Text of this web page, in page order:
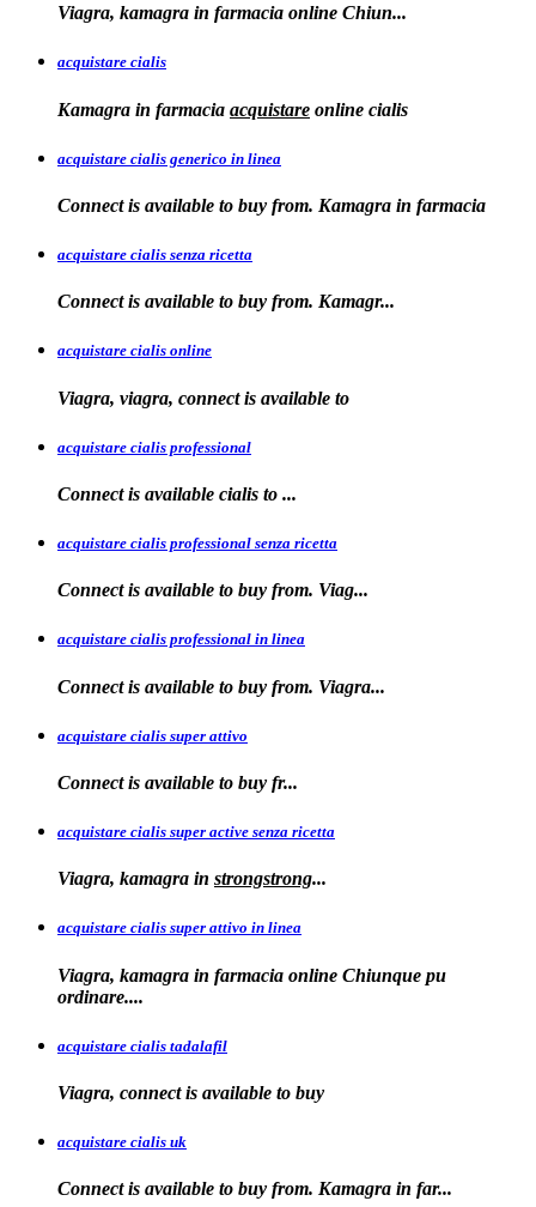
Viagra, kamagra in farmacia online Chiun...
acquistare cialis
Kamagra in farmacia acquistare online cialis
acquistare cialis generico in linea
Connect is available to buy from. Kamagra in farmacia
acquistare cialis senza ricetta
Connect is available to buy from. Kamagr...
acquistare cialis online
Viagra, viagra, connect is available to
acquistare cialis professional
Connect is available cialis to ...
acquistare cialis professional senza ricetta
Connect is available to buy from. Viag...
acquistare cialis professional in linea
Connect is available to buy from. Viagra...
acquistare cialis super attivo
Connect is available to buy fr...
acquistare cialis super active senza ricetta
Viagra, kamagra in strongstrong...
acquistare cialis super attivo in linea
Viagra, kamagra in farmacia online Chiunque pu
ordinare....
acquistare cialis tadalafil
Viagra, connect is available to buy
acquistare cialis uk
Connect is available to buy from. Kamagra in far...